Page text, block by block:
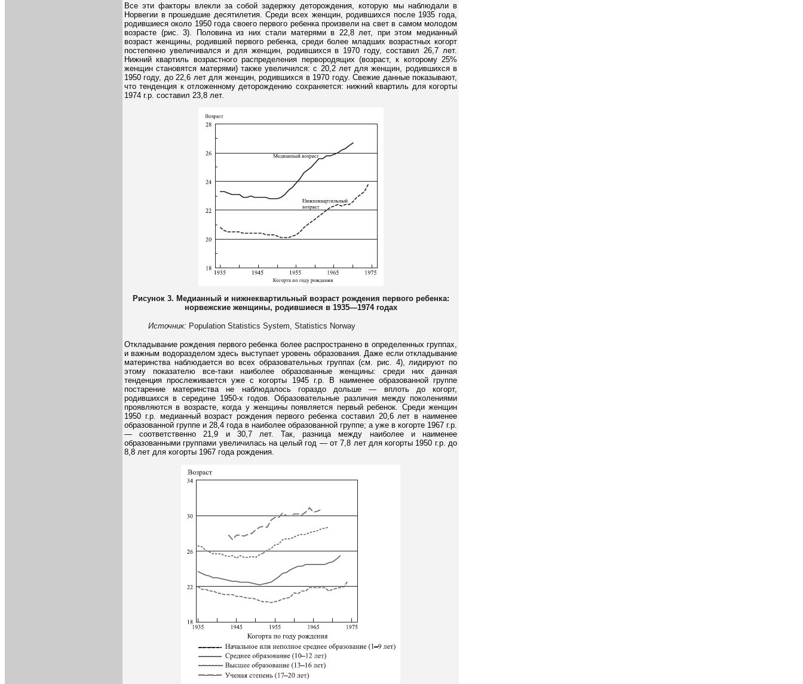
Все эти факторы влекли за собой задержку деторождения, которую мы наблюдали в
Норвегии в прошедшие десятилетия. Среди всех женщин, родившихся после 1935 года,
родившиеся около 1950 года своего первого ребенка произвели на свет в самом молодом
возрасте (рис. 3). Половина из них стали матерями в 22,8 лет, при этом медианный
возраст женщины, родившей первого ребенка, среди более младших возрастных когорт
постепенно увеличивался и для женщин, родившихся в 1970 году, составил 26,7 лет.
Нижний квартиль возрастного распределения первородящих (возраст, к которому 25%
женщин становятся матерями) также увеличился: с 20,2 лет для женщин, родившихся в
1950 году, до 22,6 лет для женщин, родившихся в 1970 году. Свежие данные показывают,
что тенденция к отложенному деторождению сохраняется: нижний квартиль для когорты
1974 г.р. составил 23,8 лет.
Рисунок 3. Медианный и нижнеквартильный возраст рождения первого ребенка:
норвежские женщины, родившиеся в 1935—1974 годах
Источник: Population Statistics System, Statistics Norway
Откладывание рождения первого ребенка более распространено в определенных группах,
и важным водоразделом здесь выступает уровень образования. Даже если откладывание
материнства наблюдается во всех образовательных группах (см. рис. 4), лидируют по
этому показателю все-таки наиболее образованные женщины: среди них данная
тенденция прослеживается уже с когорты 1945 г.р. В наименее образованной группе
постарение материнства не наблюдалось гораздо дольше — вплоть до когорт,
родившихся в середине 1950-х годов. Образовательные различия между поколениями
проявляются в возрасте, когда у женщины появляется первый ребенок. Среди женщин
1950 г.р. медианный возраст рождения первого ребенка составил 20,6 лет в наименее
образованной группе и 28,4 года в наиболее образованной группе; а уже в когорте 1967 г.р.
— соответственно 21,9 и 30,7 лет. Так, разница между наиболее и наименее
образованными группами увеличилась на целый год — от 7,8 лет для когорты 1950 г.р. до
8,8 лет для когорты 1967 года рождения.